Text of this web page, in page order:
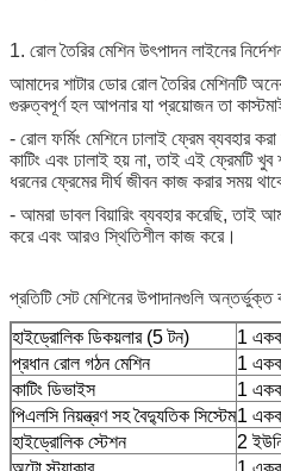
1. রোল তৈরির মেশিন উৎপাদন লাইনের
আমাদের শাটার ডোর রোল তৈরির মেশিনটি
গুরুত্বপূর্ণ হল আপনার যা প্রয়োজন তা
- রোল ফর্মিং মেশিনে ঢালাই ফ্রেম ব্যবহার
কাটিং এবং ঢালাই হয় না, তাই এই ফ্রেমটি
ধরনের ফ্রেমের দীর্ঘ জীবন কাজ করার সময়
- আমরা ডাবল বিয়ারিং ব্যবহার করেছি, তাই
করে এবং আরও স্থিতিশীল কাজ করে।
প্রতিটি সেট মেশিনের উপাদানগুলি অন্তর্ভুক্ত
হাইড্রোলিক ডিকয়লার (5 টন)
1
প্রধান রোল গঠন মেশিন
1
কাটিং ডিভাইস
1
পিএলসি নিয়ন্ত্রণ সহ বৈদ্যুতিক সিস্টেম1
হাইড্রোলিক স্টেশন
2